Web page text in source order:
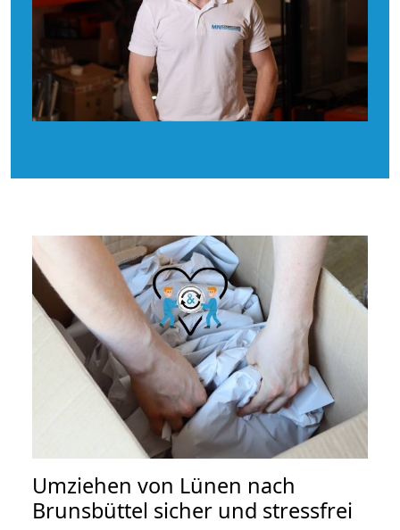
Umziehen von Lünen nach
Brunsbüttel sicher und stressfrei